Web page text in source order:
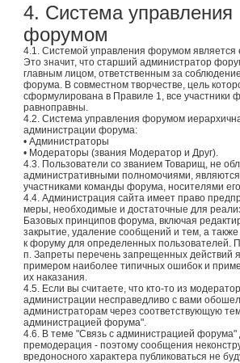
4. Система управления
форумом
4.1. Системой управления форумом является
Это значит, что старший администратор
главным лицом, ответственным за
форума. В совместном творчестве, цель
сформулирована в Правиле 1, все участники
равноправны.
4.2. Система управления форумом
администрации форума:
• Администраторы
• Модераторы (звания Модератор и Друг).
4.3. Пользователи со званием Товарищ, не
административными полномочиями,
участниками команды форума, носителями
4.4. Администрация сайта имеет право
меры, необходимые и достаточные для
Базовых принципов форума, включая
закрытие, удаление сообщений и тем, а также
к форуму для определенных пользователей.
п. Запреты перечень запрещенных действий
примером наиболее типичных ошибок и
их наказания.
4.5. Если вы считаете, что кто-то из
администрации несправедливо с вами
администраторам через соответствующую
администрацией форума".
4.6. В теме "Связь с администрацией форума"
премодерация - поэтому сообщения
вредоносного характера публиковаться не